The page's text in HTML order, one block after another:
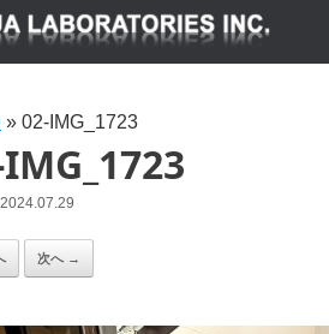
» 02-IMG_1723
2024.07.29
次へ →